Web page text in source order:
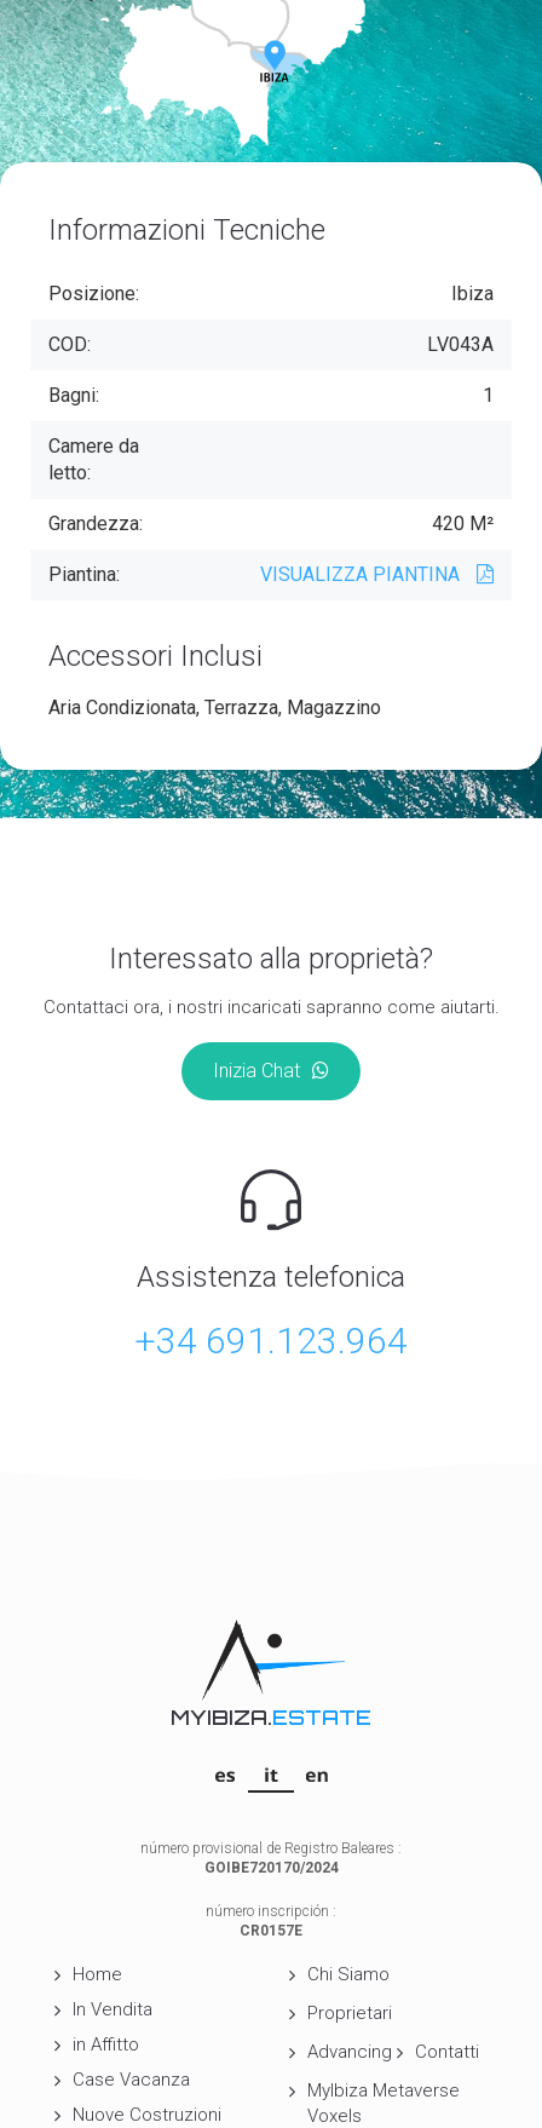
Informazioni Tecniche
Posizione: Ibiza
COD: LV043A
Bagni: 1
Camere da
letto:
Grandezza: 420 M²
Piantina: VISUALIZZA PIANTINA
Accessori Inclusi
Aria Condizionata, Terrazza, Magazzino
Interessato alla proprietà?
Contattaci ora, i nostri incaricati sapranno come aiutarti.
Inizia Chat
Assistenza telefonica
+34 691.123.964
MYIBIZA.ESTATE
número provisional de Registro Baleares :
GOIBE720170/2024
número inscripción :
CR0157E
Home
In Vendita
in Affitto
Case Vacanza
Nuove Costruzioni
Chi Siamo
Proprietari
Advancing
Contatti
MyIbiza Metaverse
Voxels